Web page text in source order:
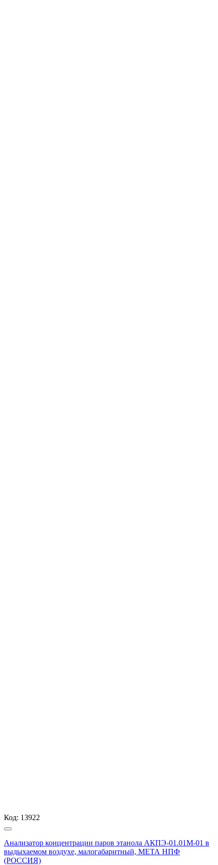
Код: 13922
Анализатор концентрации паров этанола АКПЭ-01.01М-01 в
выдыхаемом воздухе, малогабаритный, МЕТА НПФ
(РОССИЯ)